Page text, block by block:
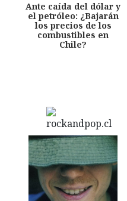
Ante caída del dólar y
el petróleo: ¿Bajarán
los precios de los
combustibles en
Chile?